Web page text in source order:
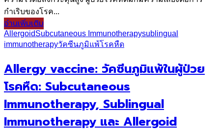
กำเริบของโรค...
อ่านเพิ่มเติม
AllergoidSubcutaneous Immunotherapysublingual
immunotherapyวัคซีนภูมิแพ้โรคหืด
Allergy vaccine: วัคซีนภูมิแพ้ในผู้ป่วย
โรคหืด: Subcutaneous
Immunotherapy, Sublingual
Immunotherapy และ Allergoid